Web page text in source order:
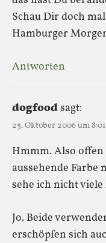
Schau Dir doch
Hamburger
Antworten
dogfoodsagt:
25. Oktober 2006 um
Hmmm. Also offen
aussehende
sehe ich nicht
Jo. Beide
erschöpfen sich